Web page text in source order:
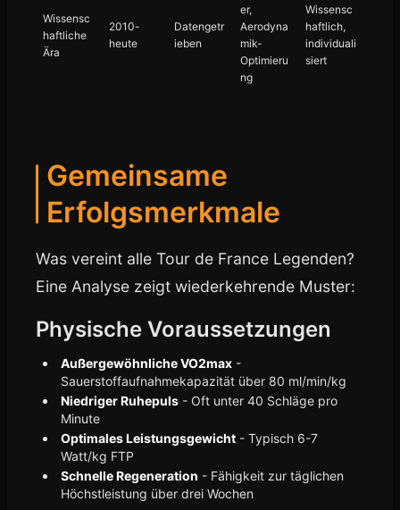
Wissensc
haftliche
Ära
2010-
heute
Datengetr
ieben
er,
Aerodyna
mik-
Optimieru
ng
Wissensc
haftlich,
individuali
siert
Gemeinsame
Erfolgsmerkmale
Was vereint alle Tour de France Legenden?
Eine Analyse zeigt wiederkehrende Muster:
Physische Voraussetzungen
Außergewöhnliche VO2max -
Sauerstoffaufnahmekapazität über 80 ml/min/kg
Niedriger Ruhepuls - Oft unter 40 Schläge pro
Minute
Optimales Leistungsgewicht - Typisch 6-7
Watt/kg FTP
Schnelle Regeneration - Fähigkeit zur täglichen
Höchstleistung über drei Wochen